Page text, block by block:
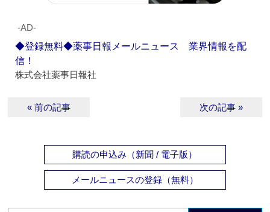
‐AD‐
◆登録無料◆薬事日報メールニュース 業界情報を配
信！
株式会社薬事日報社
« 前の記事 次の記事 »
購読の申込み（新聞 / 電子版）
メールニュースの登録（無料）